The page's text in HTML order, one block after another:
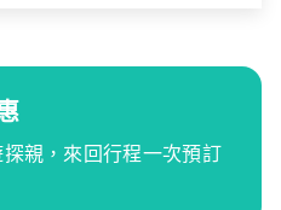
親，來回行程一次預訂